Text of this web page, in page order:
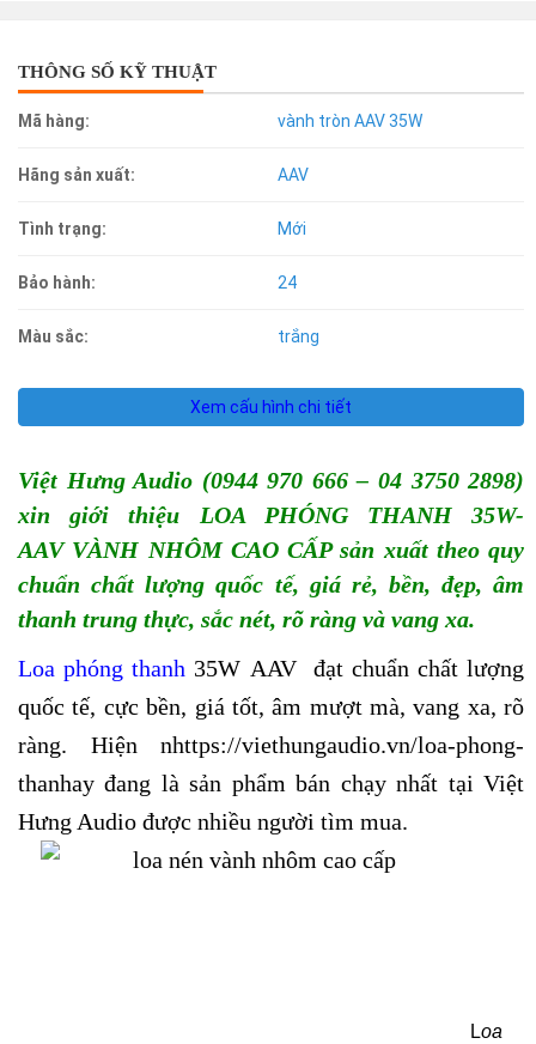
THÔNG SỐ KỸ THUẬT
Mã hàng: vành tròn AAV 35W
Hãng sản xuất: AAV
Tình trạng: Mới
Bảo hành: 24
Màu sắc: trắng
Xem cấu hình chi tiết
Việt Hưng Audio (0944 970 666 – 04 3750 2898)
xin giới thiệu LOA PHÓNG THANH 35W-
AAV VÀNH NHÔM CAO CẤP sản xuất theo quy
chuẩn chất lượng quốc tế, giá rẻ, bền, đẹp, âm
thanh trung thực, sắc nét, rõ ràng và vang xa.
Loa phóng thanh 35W AAV đạt chuẩn chất lượng
quốc tế, cực bền, giá tốt, âm mượt mà, vang xa, rõ
ràng. Hiện nhttps://viethungaudio.vn/loa-phong-
thanhay đang là sản phẩm bán chạy nhất tại Việt
Hưng Audio được nhiều người tìm mua.
Loa